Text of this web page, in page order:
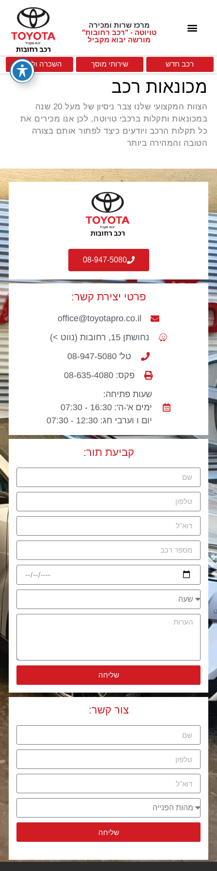
מרכז שרות ומכירה
טויוטה - "רכב רחובות"
מורשה יבוא מקביל
השכרה וליסינג שירותי מוסך רכב חדש
מכונאות רכב
הצוות המקצועי שלנו צבר ניסיון של מעל 20 שנה
במכונאות ותקלות ברכבי טויוטה, לכן אנו מכירים את
כל תקלות הרכב ויודעים כיצד לפתור אותם בצורה
הטובה והמהירה ביותר
08-947-5080
פרטי יצירת קשר:
office@toyotapro.co.il
נחושתן 15, רחובות (נווט >)
טל' 08-947-5080
פקס: 08-635-4080
שעות פתיחה:
ימים א'-ה': 16:30 - 07:30
יום ו וערבי חג: 12:30 - 07:30
קביעת תור:
שליחה
Alternative:
צור קשר:
שליחה